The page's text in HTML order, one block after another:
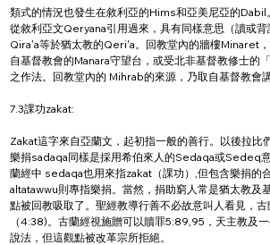
類式的情況也發生在敘利亞的Hims和亞美尼亞的
從敘利亞文Qeryana引用過來，具有同樣意思（讀或
Qira'a等於猶太教的Qeri'a。回教堂內的牆樓Minaret
自基督教會的Manara守望台，或受北非基督教修士的
之作法。回教堂內的 Mihrab的來源，乃取自基督教會
7.3課功zakat:
Zakat這字來自亞蘭文，起初指一般的善行。以後拉比
樂捐sadaqa同樣是採用希伯來人的Sedaqa或Sedeq
蘭經中 sedaqa也用來指zakat（課功）,但包含樂捐的
altatawwu則專指樂捐。當然，捐助窮人常是猶太教及
點被回教吸取了。聖經教導行善不必故意叫人看見，
（4:38)。古蘭經視施贈可以贖罪5:89,95，天主教及
說法，但這觀點被改革宗所拒絕。